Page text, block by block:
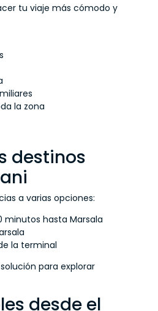
tu viaje más cómodo y
la zona
destinos
a varias opciones:
minutos hasta Marsala
la terminal
para explorar
desde el